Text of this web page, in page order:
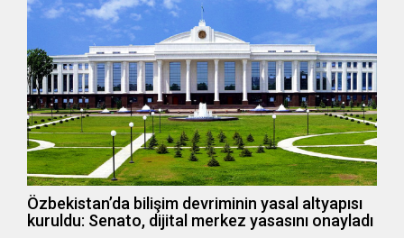
Özbekistan’da bilişim devriminin yasal altyapısı
kuruldu: Senato, dijital merkez yasasını onayladı